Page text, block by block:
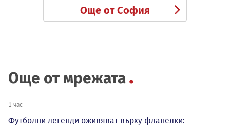
Още от София
Още от мрежата
1 час
Футболни легенди оживяват върху фланелки: